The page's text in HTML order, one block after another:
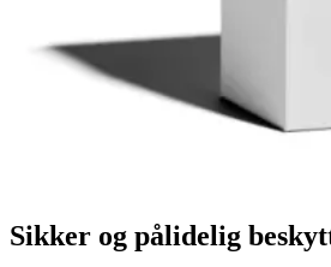
Sikker og pålidelig